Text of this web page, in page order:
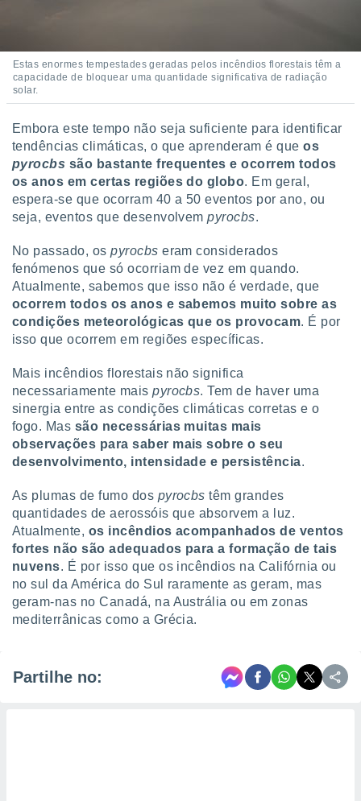
Estas enormes tempestades geradas pelos incêndios florestais têm a
capacidade de bloquear uma quantidade significativa de radiação
solar.
Embora este tempo não seja suficiente para identificar
tendências climáticas, o que aprenderam é que os
pyrocbs são bastante frequentes e ocorrem todos
os anos em certas regiões do globo. Em geral,
espera-se que ocorram 40 a 50 eventos por ano, ou
seja, eventos que desenvolvempyrocbs.
No passado, ospyrocbs eram considerados
fenómenos que só ocorriam de vez em quando.
Atualmente, sabemos que isso não é verdade, que
ocorrem todos os anos e sabemos muito sobre as
condições meteorológicas que os provocam. É por
isso que ocorrem em regiões específicas.
Mais incêndios florestais não significa
necessariamente maispyrocbs. Tem de haver uma
sinergia entre as condições climáticas corretas e o
fogo. Mas são necessárias muitas mais
observações para saber mais sobre o seu
desenvolvimento, intensidade e persistência.
As plumas de fumo dos pyrocbs têm grandes
quantidades de aerossóis que absorvem a luz.
Atualmente, os incêndios acompanhados de ventos
fortes não são adequados para a formação de tais
nuvens. É por isso que os incêndios na Califórnia ou
no sul da América do Sul raramente as geram, mas
geram-nas no Canadá, na Austrália ou em zonas
mediterrânicas como a Grécia.
Partilhe no: